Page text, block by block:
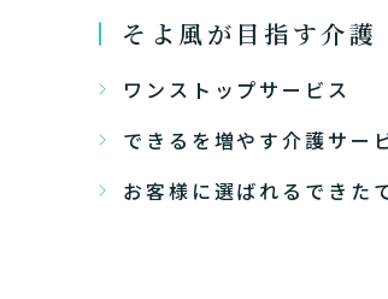
そよ風が目指す介護
ワンストップサービス
できるを増やす介護サー
お客様に選ばれるできた